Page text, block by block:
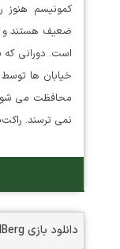
کمونیسم هنوز
ضعیف هستند و
خیابان ها
محافظت می
نمی ترسند.
دانلود بازی I Want to Believe – GoldBerg برای کامپیوتر